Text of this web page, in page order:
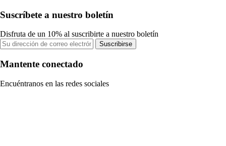
Suscríbete a nuestro boletín
Disfruta de un 10% al suscribirte a nuestro boletín
Suscribirse
Mantente conectado
Encuéntranos en las redes sociales